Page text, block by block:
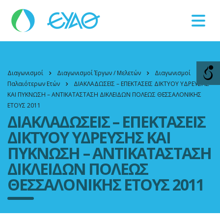
Διαγωνισμοί Διαγωνισμοί Έργων / Μελετών
Διαγωνισμοί
Παλαιότερων Ετών
ΔΙΑΚΛΑΔΩΣΕΙΣ – ΕΠΕΚΤΑΣΕΙΣ ΔΙΚΤΥΟΥ ΥΔΡΕΥΣΗΣ
ΚΑΙ ΠΥΚΝΩΣΗ – ΑΝΤΙΚΑΤΑΣΤΑΣΗ ΔΙΚΛΕΙΔΩΝ ΠΟΛΕΩΣ ΘΕΣΣΑΛΟΝΙΚΗΣ
ΕΤΟΥΣ 2011
ΔΙΑΚΛΑΔΩΣΕΙΣ – ΕΠΕΚΤΑΣΕΙΣ
ΔΙΚΤΥΟΥ ΥΔΡΕΥΣΗΣ ΚΑΙ
ΠΥΚΝΩΣΗ – ΑΝΤΙΚΑΤΑΣΤΑΣΗ
ΔΙΚΛΕΙΔΩΝ ΠΟΛΕΩΣ
ΘΕΣΣΑΛΟΝΙΚΗΣ ΕΤΟΥΣ 2011